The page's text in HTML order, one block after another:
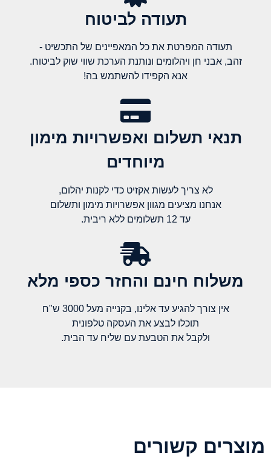
תעודה לביטוח
תעודה המפרטת את כל המאפיינים של התכשיט -
זהב, אבני חן ויהלומים ונותנת הערכת שווי שוק לביטוח.
אנא הקפידו להשתמש בה!
תנאי תשלום ואפשרויות מימון
מיוחדים
לא צריך לעשות אקזיט כדי לקנות יהלום,
אנחנו מציעים מגוון אפשרויות מימון ותשלום
עד 12 תשלומים ללא ריבית.
משלוח חינם והחזר כספי מלא​
אין צורך להגיע עד אלינו, בקנייה מעל 3000 ש"ח
תוכלו לבצע את העסקה טלפונית
ולקבל את הטבעת עם שליח עד הבית.
מוצרים קשורים